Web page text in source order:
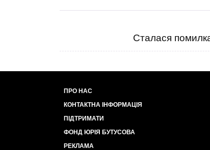
Сталася
ПРО НАС
КОНТАКТНА ІНФОРМАЦІЯ
ПІДТРИМАТИ
ФОНД ЮРІЯ БУТУСОВА
РЕКЛАМА